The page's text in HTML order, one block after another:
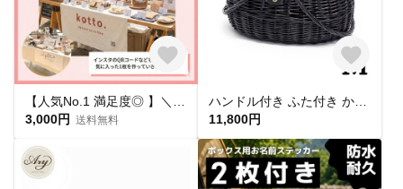
3,000円 送料無料
11,800円